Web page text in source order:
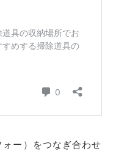
ー）をつなぎ合わせ